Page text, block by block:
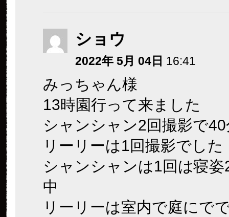
ショウ
2022年 5月 04日 16:41
みっちゃん様
13時園行って来ました
シャンシャン2回撮影で
リーリーは1回撮影でした
シャンシャンは1回は寝姿
中
リーリーは室内で庭にで